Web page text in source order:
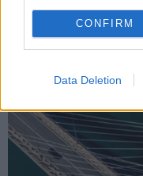
CONFIRM
Data Deletion